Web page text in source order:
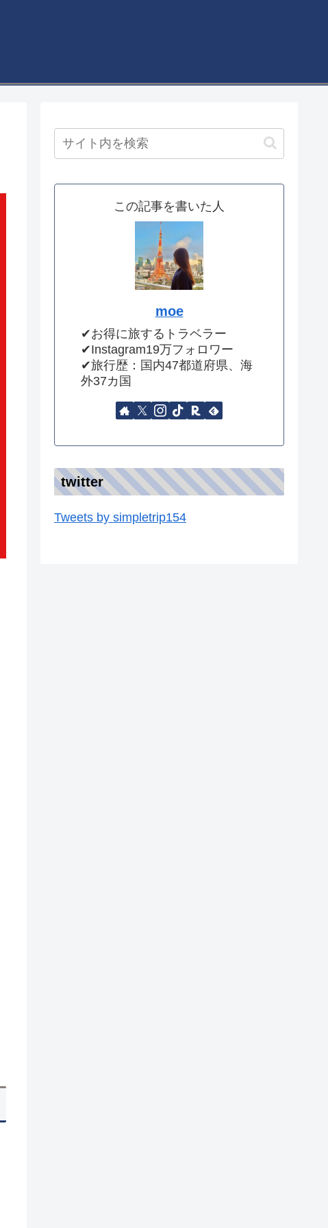
この記事を書いた人
moe
✔︎お得に旅するトラベラー
✔︎Instagram19万フォロワー
✔︎旅行歴：国内47都道府県、海
外37カ国
twitter
Tweets by simpletrip154